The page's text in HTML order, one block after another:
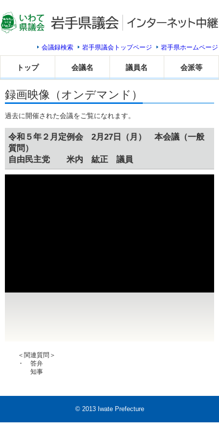
会議録検索 岩手県議会トップページ 岩手県ホームページ
トップ 会議名 議員名 会派等
録画映像（オンデマンド）
過去に開催された会議をご覧になれます。
令和５年２月定例会 2月27日（月） 本会議（一般
質問）
自由民主党 米内 紘正 議員
＜関連質問＞
・ 答弁
知事
© 2013 Iwate Prefecture